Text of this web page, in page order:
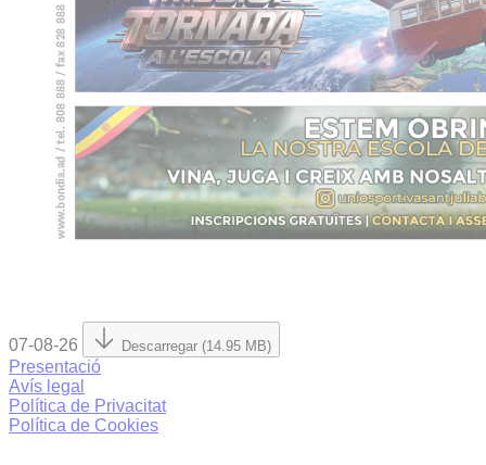
07-08-26 Descarregar (14.95 MB)
Presentació
Avís legal
Política de Privacitat
Política de Cookies